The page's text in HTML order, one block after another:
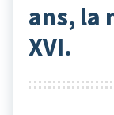
ans, la
XVI.